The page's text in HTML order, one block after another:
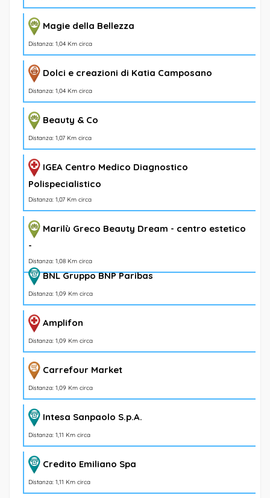
Magie della Bellezza
Distanza: 1,04 Km circa
Dolci e creazioni di Katia Camposano
Distanza: 1,04 Km circa
Beauty & Co
Distanza: 1,07 Km circa
IGEA Centro Medico Diagnostico
Polispecialistico
Distanza: 1,07 Km circa
Marilù Greco Beauty Dream - centro estetico
-
Distanza: 1,08 Km circa
BNL Gruppo BNP Paribas
Distanza: 1,09 Km circa
Amplifon
Distanza: 1,09 Km circa
Carrefour Market
Distanza: 1,09 Km circa
Intesa Sanpaolo S.p.A.
Distanza: 1,11 Km circa
Credito Emiliano Spa
Distanza: 1,11 Km circa